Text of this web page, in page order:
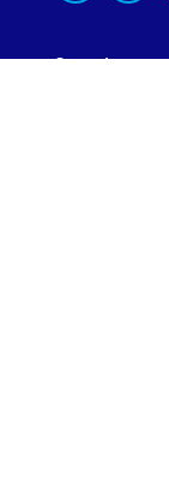
Campinas